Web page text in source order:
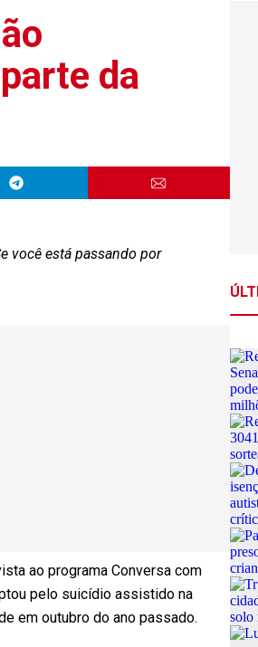
da
você está passando por
ao programa Conversa com
pelo suicídio assistido na
em outubro do ano passado.